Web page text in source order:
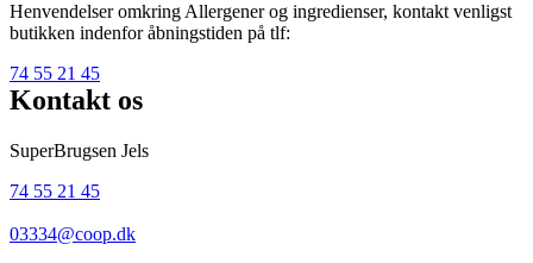
Henvendelser omkring Allergener og ingredienser, kontakt venligst
butikken indenfor åbningstiden på tlf:
74 55 21 45
Kontakt os
SuperBrugsen Jels
74 55 21 45
03334@coop.dk